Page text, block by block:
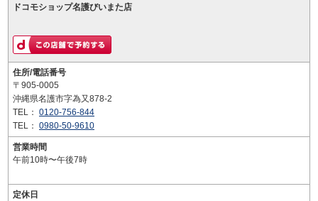
ドコモショップ名護びいまた店
住所/電話番号
〒905-0005
沖縄県名護市字為又878-2
TEL： 0120-756-844
TEL： 0980-50-9610
営業時間
午前10時〜午後7時
定休日